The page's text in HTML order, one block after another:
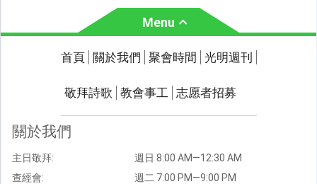
Menu
關於我們 聚會時間
光明週刊 學習聖經
聖經故事
首頁 關於我們 聚會時間 光明週刊
敬拜詩歌 教會事工 志愿者招募
關於我們
主日敬拜:
查經會:
週日 8:00 AM—12:30 AM
週二 7:00 PM—9:00 PM